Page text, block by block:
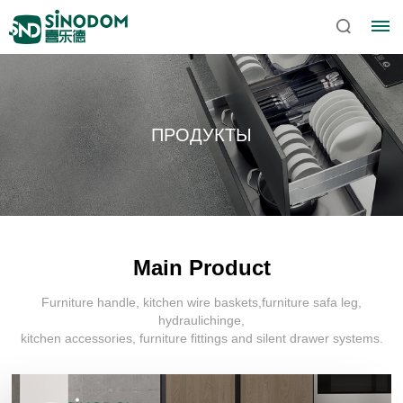
Главная
ПРОДУКТЫ
Main Product
Furniture handle, kitchen wire baskets,furniture safa leg,
hydraulichinge,
kitchen accessories, furniture fittings and silent drawer systems.